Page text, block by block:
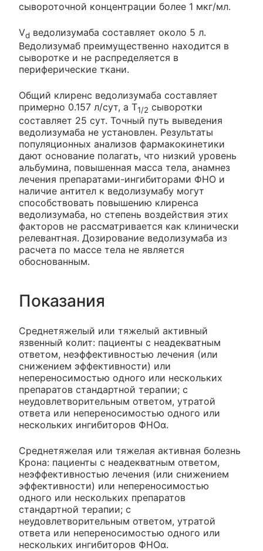
сывороточной концентрации более 1 мкг/мл.
Vd ведолизумаба составляет около 5 л.
Ведолизумаб преимущественно находится в
сыворотке и не распределяется в
периферические ткани.
Общий клиренс ведолизумаба составляет
примерно 0.157 л/сут, а T1/2 сыворотки
составляет 25 сут. Точный путь выведения
ведолизумаба не установлен. Результаты
популяционных анализов фармакокинетики
дают основание полагать, что низкий уровень
альбумина, повышенная масса тела, анамнез
лечения препаратами-ингибиторами ФНО и
наличие антител к ведолизумабу могут
способствовать повышению клиренса
ведолизумаба, но степень воздействия этих
факторов не рассматривается как клинически
релевантная. Дозирование ведолизумаба из
расчета по массе тела не является
обоснованным.
Показания
Среднетяжелый или тяжелый активный
язвенный колит: пациенты с неадекватным
ответом, неэффективностью лечения (или
снижением эффективности) или
непереносимостью одного или нескольких
препаратов стандартной терапии; с
неудовлетворительным ответом, утратой
ответа или непереносимостью одного или
нескольких ингибиторов ФНОα.
Среднетяжелая или тяжелая активная болезнь
Крона: пациенты с неадекватным ответом,
неэффективностью лечения (или снижением
эффективности) или непереносимостью
одного или нескольких препаратов
стандартной терапии; с
неудовлетворительным ответом, утратой
ответа или непереносимостью одного или
нескольких ингибиторов ФНОα.